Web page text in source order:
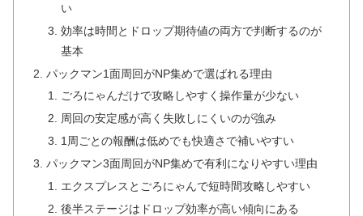
い
効率は時間とドロップ期待値の両方で判断するのが
基本
パックマン1面周回がNP集めで選ばれる理由
ごろにゃんだけで攻略しやすく操作量が少ない
周回の安定感が高く失敗しにくいのが強み
1周ごとの報酬は低めでも快適さで補いやすい
パックマン3面周回がNP集めで有利になりやすい理由
エクスプレスとごろにゃんで短時間攻略しやすい
後半ステージはドロップ効率が高い傾向にある